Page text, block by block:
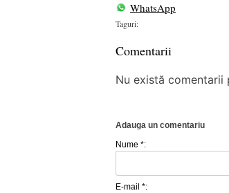
WhatsApp
Taguri:
Comentarii
Nu există comentarii
Adauga un comentariu
Nume *:
E-mail *: